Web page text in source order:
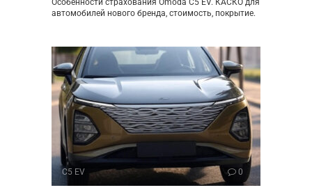
Особенности страхования Omoda C5 EV. КАСКО для
автомобилей нового бренда, стоимость, покрытие.
C5 EV 0